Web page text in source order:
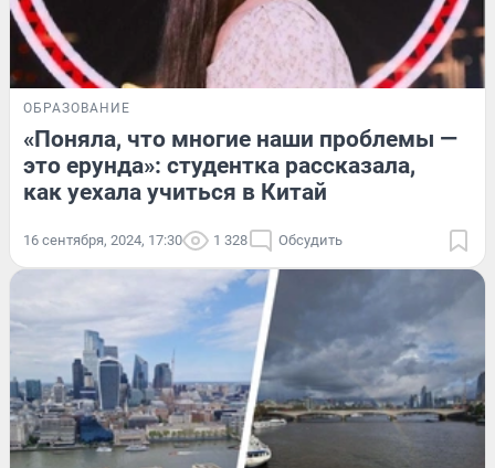
ОБРАЗОВАНИЕ
«Поняла, что многие наши проблемы —
это ерунда»: студентка рассказала,
как уехала учиться в Китай
16 сентября, 2024, 17:30 1 328 Обсудить